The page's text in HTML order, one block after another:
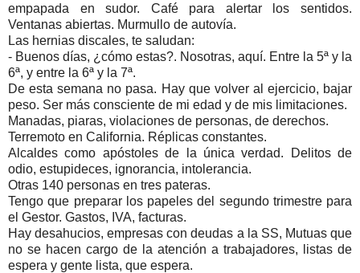
empapada en sudor. Café para alertar los sentidos.
Ventanas abiertas. Murmullo de autovía.
Las hernias discales, te saludan:
- Buenos días, ¿cómo estas?. Nosotras, aquí. Entre la 5ª y la
6ª, y entre la 6ª y la 7ª.
De esta semana no pasa. Hay que volver al ejercicio, bajar
peso. Ser más consciente de mi edad y de mis limitaciones.
Manadas, piaras, violaciones de personas, de derechos.
Terremoto en California. Réplicas constantes.
Alcaldes como apóstoles de la única verdad. Delitos de
odio, estupideces, ignorancia, intolerancia.
Otras 140 personas en tres pateras.
Tengo que preparar los papeles del segundo trimestre para
el Gestor. Gastos, IVA, facturas.
Hay desahucios, empresas con deudas a la SS, Mutuas que
no se hacen cargo de la atención a trabajadores, listas de
espera y gente lista, que espera.